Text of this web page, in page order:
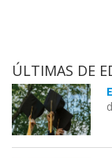
ÚLTIMAS DE